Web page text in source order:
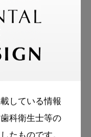
している情報
科衛生士等の
イブ
生士